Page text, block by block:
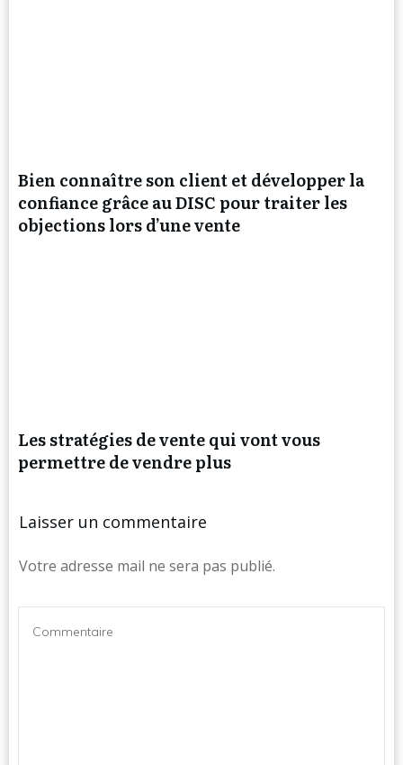
Bien connaître son client et développer la
confiance grâce au DISC pour traiter les
objections lors d’une vente
Les stratégies de vente qui vont vous
permettre de vendre plus
Laisser un commentaire
Votre adresse mail ne sera pas publié.